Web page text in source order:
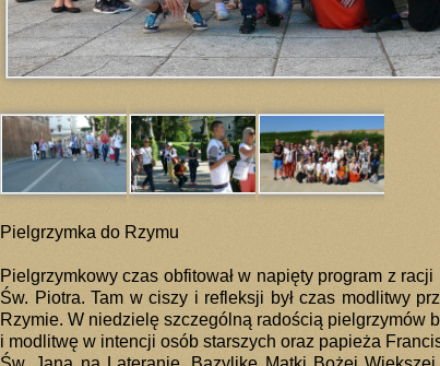
Pielgrzymka do Rzymu
Pielgrzymkowy czas obfitował w napięty program z
Św. Piotra. Tam w ciszy i refleksji był czas modlitwy
Rzymie. W niedzielę szczególną radością pielgrzymów
i modlitwę w intencji osób starszych oraz papieża